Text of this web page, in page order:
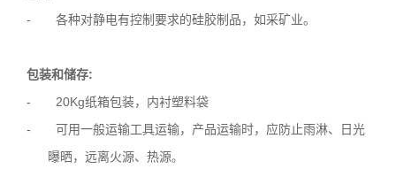
- 各种对静电有控制要求的硅胶制品，如采矿业。
包装和储存:
- 20Kg纸箱包装，内衬塑料袋
- 可用一般运输工具运输，产品运输时，应防止雨淋、日光
曝晒，远离火源、热源。